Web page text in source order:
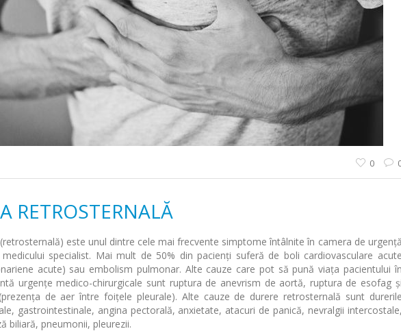
0
RETROSTERNALĂ
este unul dintre cele mai frecvente simptome întâlnite în camera de urgență
specialist. Mai mult de 50% din pacienți suferă de boli cardiovasculare acute
acute) sau embolism pulmonar. Alte cauze care pot să pună viața pacientului în
urgențe medico-chirurgicale sunt ruptura de anevrism de aortă, ruptura de esofag și
de aer între foiţele pleurale). Alte cauze de durere retrosternală sunt durerile
gastrointestinale, angina pectorală, anxietate, atacuri de panică, nevralgii intercostale,
biliară, pneumonii, pleurezii.